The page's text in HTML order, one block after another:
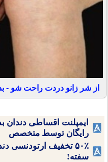
از شر زانو دردت راحت شو
ایمپلنت اقساطی دندان
رایگان توسط متخصص
۵۰٪ تخفیف ارتودنسی
سفته!